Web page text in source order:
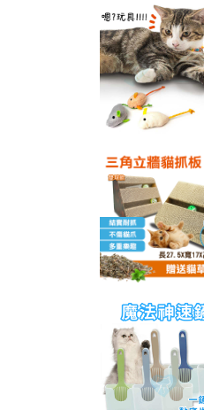
長通道帶抽屜
原價：$ 1,300
網路價：